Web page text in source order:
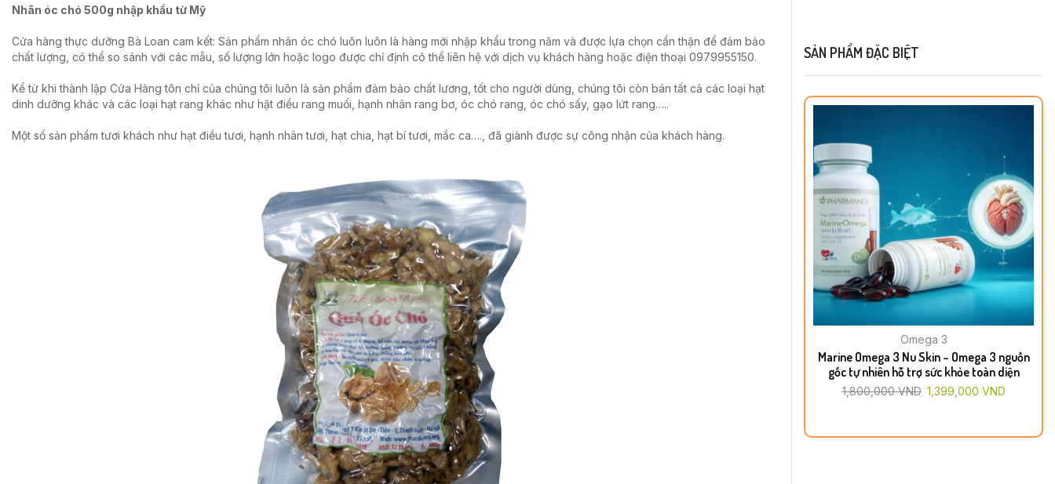
Nhân óc chó 500g nhập khẩu từ Mỹ
Cửa hàng thực dưỡng Bà Loan cam kết: Sản phẩm nhân óc chó luôn luôn là hàng mới nhập khẩu trong năm và được lựa chọn cẩn thận để đảm bảo
chất lượng, có thể so sánh với các mẫu, số lượng lớn hoặc logo được chỉ định có thể liên hệ với dịch vụ khách hàng hoặc điện thoại 0979955150.
Kể từ khi thành lập Cửa Hàng tôn chỉ của chúng tôi luôn là sản phẩm đảm bảo chất lương, tốt cho người dùng, chúng tôi còn bán tất cả các loại hạt
dinh dưỡng khác và các loại hạt rang khác như hật điều rang muối, hạnh nhân rang bơ, óc chó rang, óc chó sấy, gạo lứt rang…..
Một số sản phẩm tươi khách như hạt điều tươi, hạnh nhân tươi, hạt chia, hạt bí tươi, mắc ca…., đã giành được sự công nhận của khách hàng.
SẢN PHẨM ĐẶC BIỆT
Omega 3
Marine Omega 3 Nu Skin – Omega 3 nguồn
gốc tự nhiên hỗ trợ sức khỏe toàn diện
1,800,000VND 1,399,000 VND